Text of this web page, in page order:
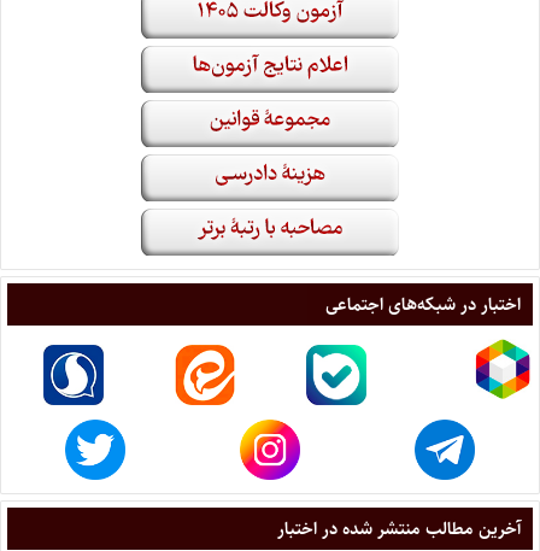
اختبار در شبکه‌های اجتماعی
آخرین مطالب منتشر شده در اختبار